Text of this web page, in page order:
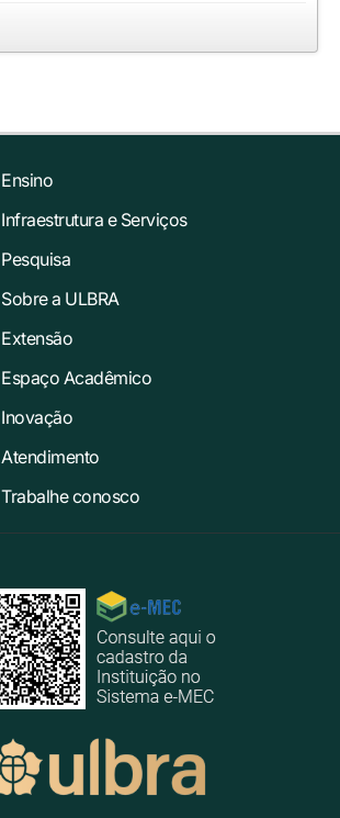
Ensino
Infraestrutura e Serviços
Pesquisa
Sobre a ULBRA
Extensão
Espaço Acadêmico
Inovação
Atendimento
Trabalhe conosco